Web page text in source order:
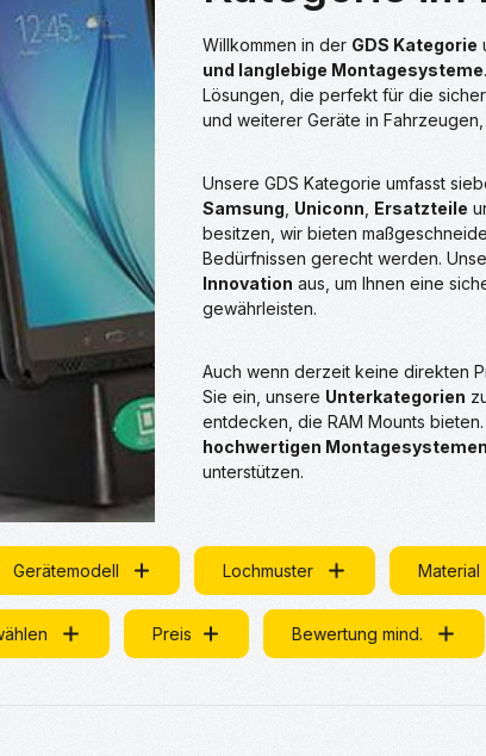
Willkommen in der GDS Kategorie
und langlebige Montagesysteme
Lösungen, die perfekt für die
und weiterer Geräte in
Unsere GDS Kategorie umfasst
Samsung Uniconn Ersatzteile
besitzen, wir bieten
Bedürfnissen gerecht werden.
Innovation aus, um Ihnen eine
gewährleisten.
Auch wenn derzeit keine direkten
Sie ein, unsere Unterkategorien
entdecken, die RAM Mounts
hochwertigen Montagesystemen
unterstützen.
Gerätemodell Lochmuster Material
Preis Bewertung mind.